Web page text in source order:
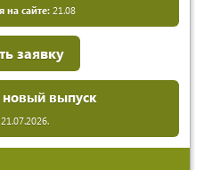
на сайте:21.08
заявку
выпуск